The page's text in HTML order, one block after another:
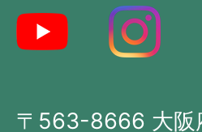
〒563-8666 大阪